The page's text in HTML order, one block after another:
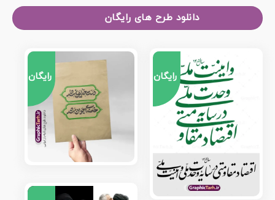
دانلود طرح های رایگان
رایگان رایگان